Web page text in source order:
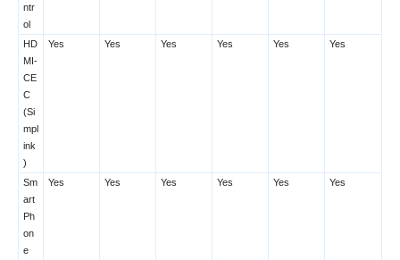
ntr
ol
HD
MI-
CE
C
(Si
mpl
ink
)
Yes Yes Yes Yes Yes Yes
Sm
art
Ph
on
e
Yes Yes Yes Yes Yes Yes